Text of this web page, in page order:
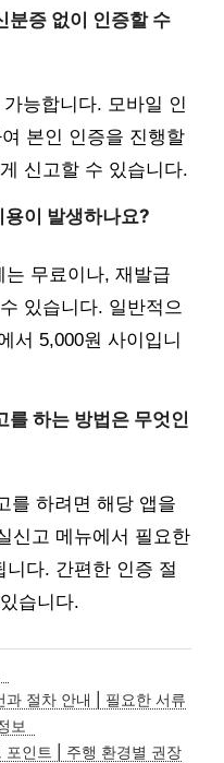
분증 없이 인증할 수
능합니다. 모바일 인
본인 인증을 진행할
신고할 수 있습니다.
이 발생하나요?
무료이나, 재발급
있습니다. 일반적으
서 5,000원 사이입니
를 하는 방법은 무엇인
를 하려면 해당 앱을
신고 메뉴에서 필요한
다. 간편한 인증 절
습니다.
과 절차 안내 | 필요한 서류
보
포인트 | 주행 환경별 권장